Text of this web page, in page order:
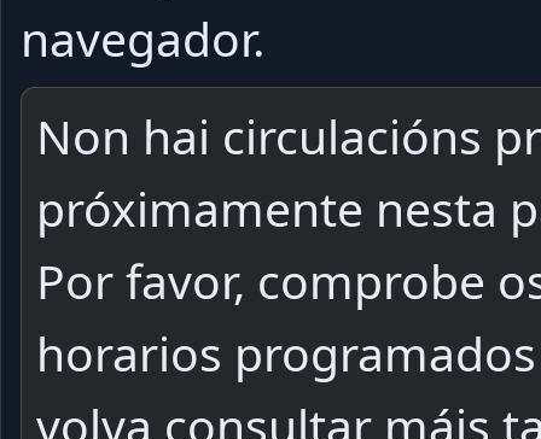
navegador.
Non hai circulacións
próximamente nesta
Por favor, comprobe
horarios
volva consultar máis